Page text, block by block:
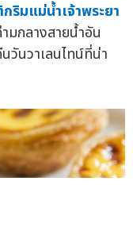
ริมแม่น้ำเจ้าพระยา
กลางสายน้ำอัน
วันวาเลนไทน์ที่น่า